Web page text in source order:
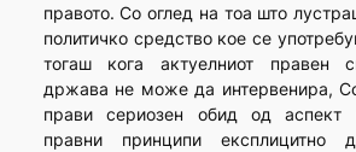
правото. Со оглед на тоа што
политичко средство кое се
тогаш кога актуелниот правен
држава не може да интервенира,
прави сериозен обид од аспект
правни принципи експлицитно